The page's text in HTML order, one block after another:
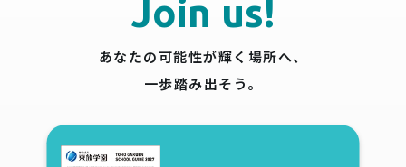
Join us!
あなたの可能性が輝く場所へ、
一歩踏み出そう。